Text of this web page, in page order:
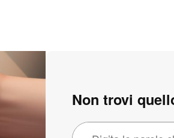
Non trovi